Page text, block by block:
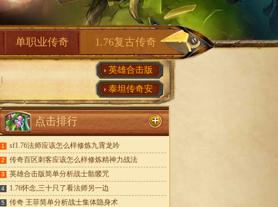
单职业传奇 1.76复古传奇
英雄合击版
泰坦传奇安
点击排行
1 sf1.76法师应该怎么样修炼九霄龙吟
2 传奇百区刺客应该怎么样修炼精神力战法
3 英雄合击版简单分析战士骷髅咒
4 1.76怀念,三十只了看法师另一边
5 传奇 王菲简单分析战士集体隐身术